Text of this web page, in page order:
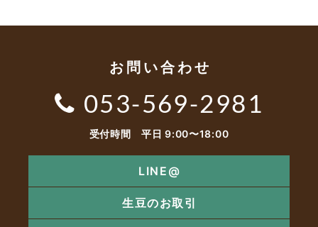
お問い合わせ
053-569-2981
受付時間 平日 9:00〜18:00
LINE@
生豆のお取引